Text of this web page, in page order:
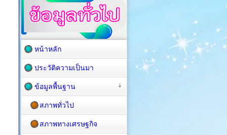
หน้าหลัก
ประวัติความเป็นมา
ข้อมูลพื้นฐาน
สภาพทั่วไป
สภาพทางเศรษฐกิจ